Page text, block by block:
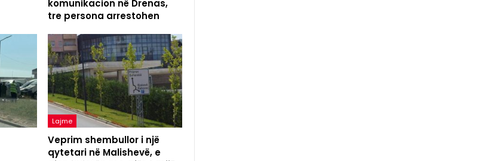
komunikacion në Drenas,
tre persona arrestohen
Lajme
Veprim shembullor i një
qytetari në Malishevë, e